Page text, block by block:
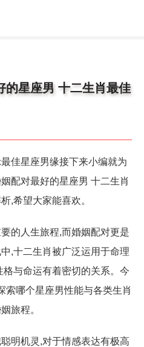
的星座男 十二生肖最佳
佳星座男缘接下来小编就为
配对最好的星座男 十二生肖
,希望大家能喜欢。
的人生旅程,而婚姻配对更是
,十二生肖被广泛运用于命理
与命运有着密切的关系。今
索哪个星座男性能与各类生肖
旅程。
明机灵,对于情感表达有极高